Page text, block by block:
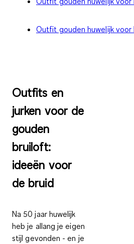
Outfit gouden huwelijk voor
Outfits en
jurken voor de
gouden
bruiloft:
ideeën voor
de bruid
Na 50 jaar huwelijk
heb je allang je eigen
stijl gevonden - en je